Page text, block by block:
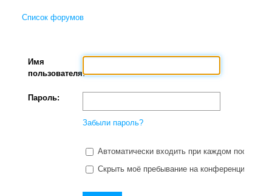
Список форумов
Имя
пользователя:
Пароль:
Забыли пароль?
Автоматически входить при каждом
Скрыть моё пребывание на конференции в